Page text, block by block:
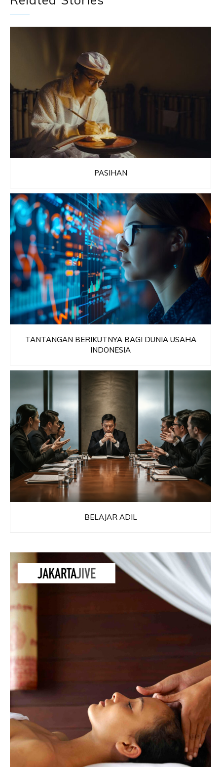
PASIHAN
TANTANGAN BERIKUTNYA BAGI DUNIA USAHA
INDONESIA
BELAJAR ADIL